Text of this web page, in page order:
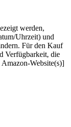
werden,
Uhrzeit) und
Für den Kauf
Verfügbarkeit, die
Website(s)]